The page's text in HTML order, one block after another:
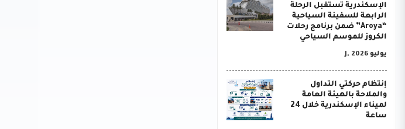
الإسكندرية تستقبل الرحلة
الرابعة للسفينة السياحية
“Aroya” ضمن برنامج رحلات
الكروز للموسم السياحي
يوليو J, 2026
إنتظام حركتي التداول
والملاحة بالهيئة العامة
لميناء الإسكندرية خلال 24
ساعة